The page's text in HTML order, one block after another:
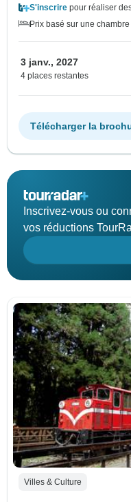
S'inscrire pour réaliser
Prix basé sur une
3 janv., 2027
4 places restantes
Télécharger la
Inscrivez-vous ou
vos réductions
Villes & Culture